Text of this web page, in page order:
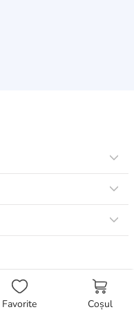
Favorite Coșul